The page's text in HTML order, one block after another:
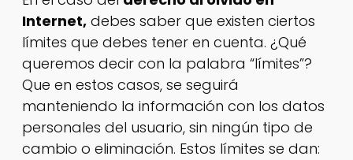
Internet, debes saber que existen ciertos
límites que debes tener en cuenta. ¿Qué
queremos decir con la palabra “límites”?
Que en estos casos, se seguirá
manteniendo la información con los datos
personales del usuario, sin ningún tipo de
cambio o eliminación. Estos límites se dan: